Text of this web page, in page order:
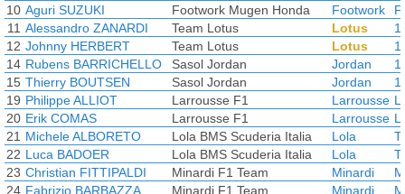
10 Aguri SUZUKI Footwork Mugen Honda Footwork
11 Alessandro ZANARDI Team Lotus Lotus
12 Johnny HERBERT Team Lotus Lotus
14 Rubens BARRICHELLO Sasol Jordan Jordan
15 Thierry BOUTSEN Sasol Jordan Jordan
19 Philippe ALLIOT Larrousse F1 Larrousse
20 Erik COMAS Larrousse F1 Larrousse
21 Michele ALBORETO Lola BMS Scuderia Italia Lola
22 Luca BADOER Lola BMS Scuderia Italia Lola
23 Christian FITTIPALDI Minardi F1 Team Minardi
24 Fabrizio BARBAZZA Minardi F1 Team Minardi